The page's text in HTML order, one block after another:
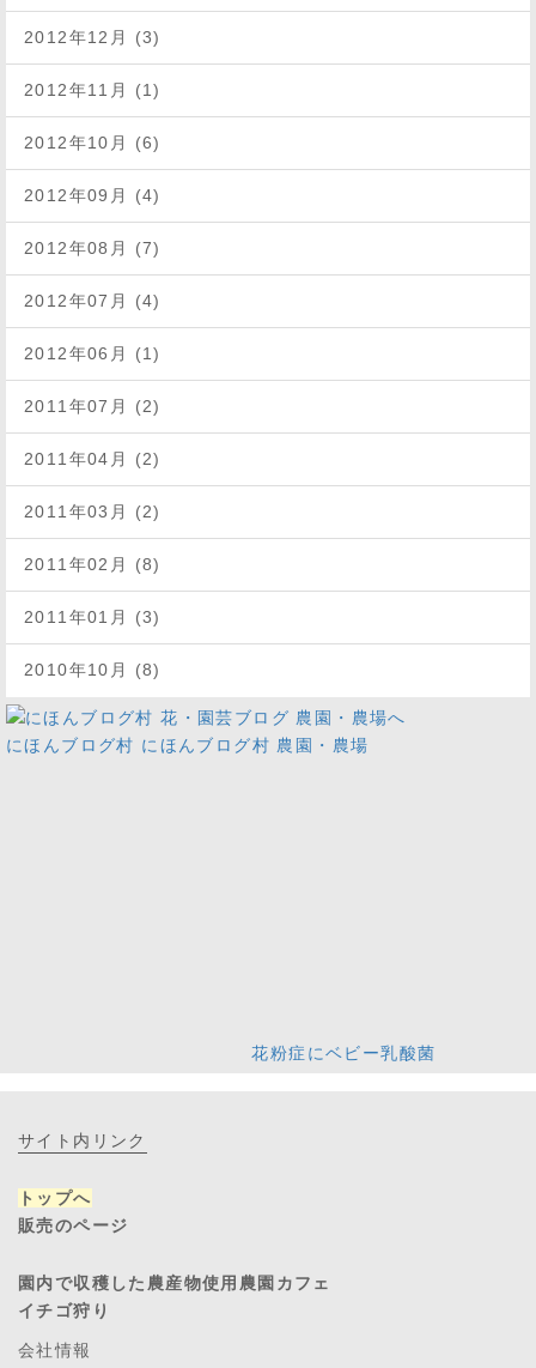
2012年12月 (3)
2012年11月 (1)
2012年10月 (6)
2012年09月 (4)
2012年08月 (7)
2012年07月 (4)
2012年06月 (1)
2011年07月 (2)
2011年04月 (2)
2011年03月 (2)
2011年02月 (8)
2011年01月 (3)
2010年10月 (8)
にほんブログ村 にほんブログ村 農園・農場
花粉症にベビー乳酸菌
サイト内リンク
トップへ
販売のページ
園内で収穫した農産物使用農園カフェ
イチゴ狩り
会社情報